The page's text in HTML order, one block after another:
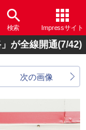
検索 Impressサイト
が全線開通(7/42)
次の画像